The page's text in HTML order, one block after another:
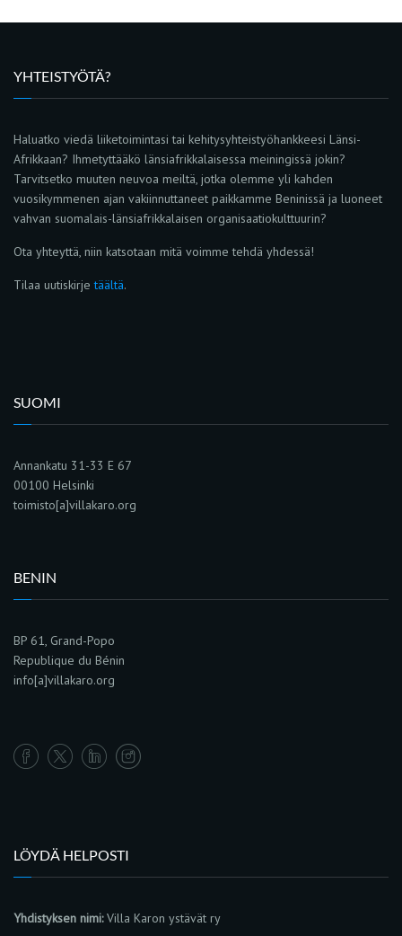
YHTEISTYÖTÄ?
Haluatko viedä liiketoimintasi tai kehitysyhteistyöhankkeesi Länsi-
Afrikkaan? Ihmetyttääkö länsiafrikkalaisessa meiningissä jokin?
Tarvitsetko muuten neuvoa meiltä, jotka olemme yli kahden
vuosikymmenen ajan vakiinnuttaneet paikkamme Beninissä ja luoneet
vahvan suomalais-länsiafrikkalaisen organisaatiokulttuurin?
Ota yhteyttä, niin katsotaan mitä voimme tehdä yhdessä!
Tilaa uutiskirjetäältä.
SUOMI
Annankatu 31-33 E 67
00100 Helsinki
toimisto[a]villakaro.org
BENIN
BP 61, Grand-Popo
Republique du Bénin
info[a]villakaro.org
LÖYDÄ HELPOSTI
Yhdistyksen nimi:Villa Karon ystävät ry